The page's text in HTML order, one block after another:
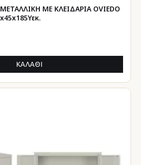
ΜΕ ΚΛΕΙΔΑΡΙΑ OVIEDO
ΚΑΛΆΘΙ